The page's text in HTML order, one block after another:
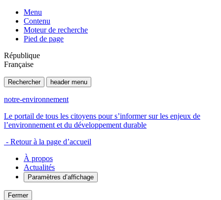
Menu
Contenu
Moteur de recherche
Pied de page
République
Française
Rechercher header menu
notre-environnement
Le portail de tous les citoyens pour s’informer sur les enjeux de
l’environnement et du développement durable
- Retour à la page d’accueil
À propos
Actualités
Paramètres d’affichage
Fermer